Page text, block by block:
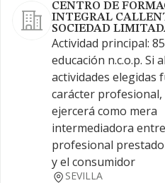
CENTRO DE
INTEGRAL
SOCIEDAD
Actividad principal:
educación n.c.o.p. Si
actividades elegidas
carácter profesional,
ejercerá como mera
intermediadora
profesional
y el consumidor
SEVILLA